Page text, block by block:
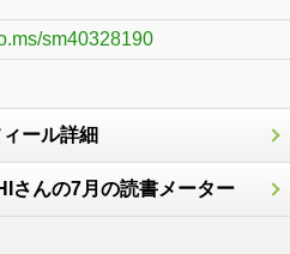
sm40328190
ール詳細
さんの7月の読書メーター